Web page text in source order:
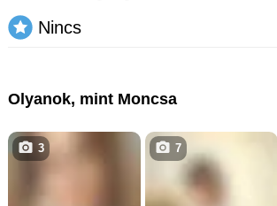
Nincs
Olyanok, mint Moncsa
3 7